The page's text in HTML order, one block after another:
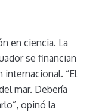
en ciencia. La
se financian
“El
mar. Debería
opinó la